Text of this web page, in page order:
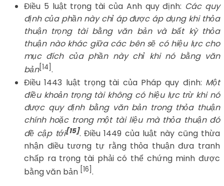
Điều 5 luật trọng tài của Anh quy định: Các quy
định của phần này chỉ áp được áp dụng khi thỏa
thuận trọng tài bằng văn bản và bất kỳ thỏa
thuận nào khác giữa các bên sẽ có hiệu lực cho
mục đích của phần này chỉ khi nó bằng văn
bản[14] .
Điều 1443 luật trọng tài của Pháp quy định: Một
điều khoản trọng tài không có hiệu lực trừ khi nó
được quy định bằng văn bản trong thỏa thuận
chính hoặc trong một tài liệu mà thỏa thuận đó
đề cập tới[15]. Điều 1449 của luật này cũng thừa
nhận điều tương tự rằng thỏa thuận đưa tranh
chấp ra trọng tài phải có thể chứng minh được
bằng văn bản [16] .